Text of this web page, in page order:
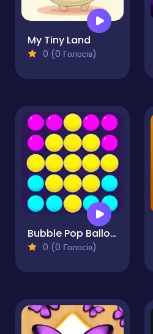
My Tiny Land
0 (0 Голосів)
Bubble Pop Balloons
0 (0 Голосів)